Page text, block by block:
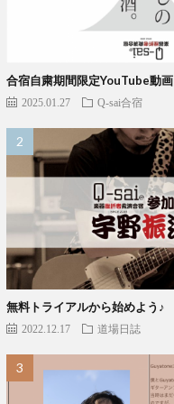
合宿自粛期間限定YouTube動画
2025.01.27 Q-sai合宿
無料トライアルから始めよう♪
2022.12.17 道場日誌